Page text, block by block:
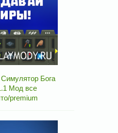
Бога
Мод все
premium